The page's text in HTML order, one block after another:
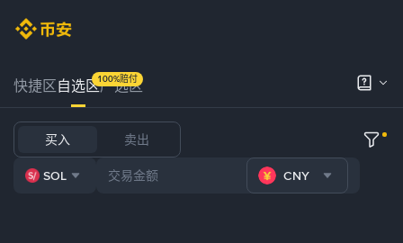
快捷区自选区严选区
100%赔付
买入 卖出
SOL CNY